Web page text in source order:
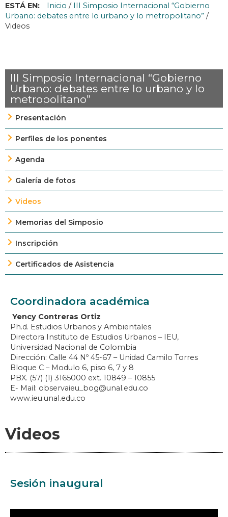
ESTÁ EN: Inicio / III Simposio Internacional “Gobierno
Urbano: debates entre lo urbano y lo metropolitano” /
Videos
III Simposio Internacional “Gobierno
Urbano: debates entre lo urbano y lo
metropolitano”
Presentación
Perfiles de los ponentes
Agenda
Galería de fotos
Videos
Memorias del Simposio
Inscripción
Certificados de Asistencia
Coordinadora académica
Yency Contreras Ortiz
Ph.d. Estudios Urbanos y Ambientales
Directora Instituto de Estudios Urbanos – IEU,
Universidad Nacional de Colombia
Dirección: Calle 44 Nº 45-67 – Unidad Camilo Torres
Bloque C – Modulo 6, piso 6, 7 y 8
PBX. (57) (1) 3165000 ext. 10849 – 10855
E- Mail: observaieu_bog@unal.edu.co
www.ieu.unal.edu.co
Videos
Sesión inaugural